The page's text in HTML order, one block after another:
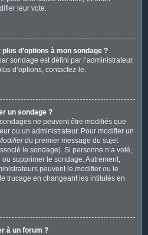
leur vote.
d’options à mon sondage ?
sondage est défini par l’administrateur.
d’options, contactez-le.
un sondage ?
ne peuvent être modifiés que
ou un administrateur. Pour modifier un
du premier message du sujet
le sondage). Si personne n’a voté,
ou supprimer le sondage. Autrement,
peuvent le modifier ou le
trucage en changeant les intitulés en
à un forum ?